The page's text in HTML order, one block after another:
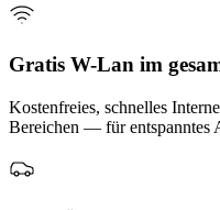
Gratis W-Lan im
Kostenfreies, schnelles
Bereichen — für entspanntes